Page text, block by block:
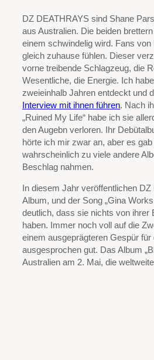
DZ DEATHRAYS sind Shane
aus Australien. Die beiden
einem schwindelig wird. Fans von
gleich zuhause fühlen. Dieser
vorne treibende Schlagzeug, die
Wesentliche, die Energie. Ich
zweieinhalb Jahren entdeckt und
Interview mit ihnen führen. Nach
„Ruined My Life“ habe ich sie
den Augebn verloren. Ihr
hörte ich mir zwar an, aber es
wahrscheinlich zu viele andere
Beschlag nahmen.
In diesem Jahr veröffentlichen
Album, und der Song „Gina
deutlich, dass sie nichts von ihrer
haben. Immer noch voll auf die
einem ausgeprägteren Gespür
ausgesprochen gut. Das Album
Australien am 2. Mai, die